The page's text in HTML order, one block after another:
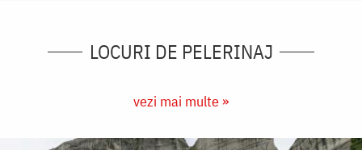
LOCURI DE PELERINAJ
vezi mai multe »